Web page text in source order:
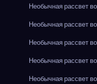
Необычная рассвет
Необычная рассвет
Необычная рассвет
Необычная рассвет
Необычная рассвет